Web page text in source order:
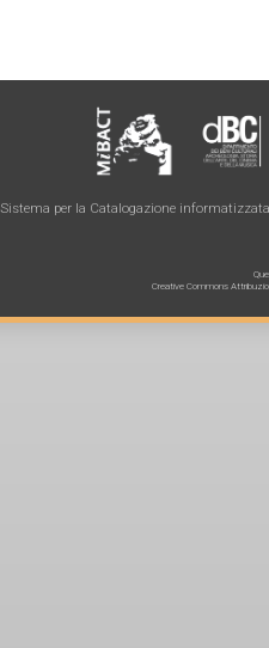
Sistema per la Catalogazione
Creative Commons